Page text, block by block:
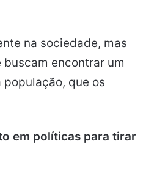
na sociedade, mas
encontrar um
que os
em políticas para tirar